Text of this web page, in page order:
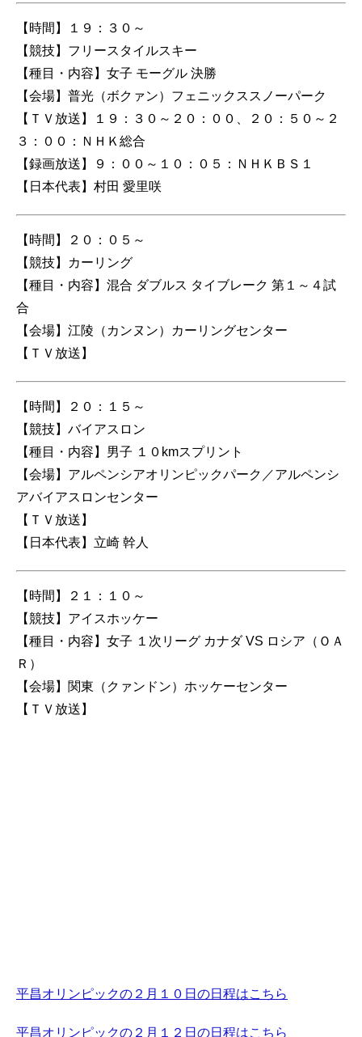
【時間】１９：３０～
【競技】フリースタイルスキー
【種目・内容】女子 モーグル 決勝
【会場】普光（ボクァン）フェニックススノーパーク
【ＴＶ放送】１９：３０～２０：００、２０：５０～２
３：００：ＮＨＫ総合
【録画放送】９：００～１０：０５：ＮＨＫＢＳ１
【日本代表】村田 愛里咲
【時間】２０：０５～
【競技】カーリング
【種目・内容】混合 ダブルス タイブレーク 第１～４試
合
【会場】江陵（カンヌン）カーリングセンター
【ＴＶ放送】
【時間】２０：１５～
【競技】バイアスロン
【種目・内容】男子 １０kmスプリント
【会場】アルペンシアオリンピックパーク／アルペンシ
アバイアスロンセンター
【ＴＶ放送】
【日本代表】立崎 幹人
【時間】２１：１０～
【競技】アイスホッケー
【種目・内容】女子 １次リーグ カナダ VS ロシア（ＯＡ
Ｒ）
【会場】関東（クァンドン）ホッケーセンター
【ＴＶ放送】
平昌オリンピックの２月１０日の日程はこちら
平昌オリンピックの２月１２日の日程はこちら